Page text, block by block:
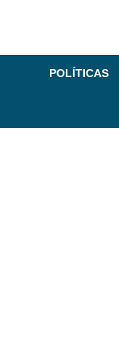
POLÍTICAS